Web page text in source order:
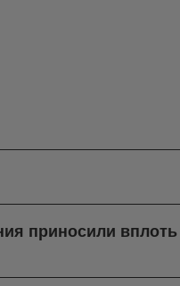
приносили вплоть